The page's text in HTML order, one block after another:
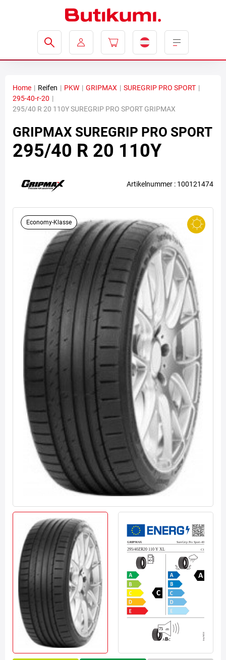
Economy-Klasse
Home | Reifen | PKW | GRIPMAX | SUREGRIP PRO SPORT |
295-40-r-20 |
295/40 R 20 110Y SUREGRIP PRO SPORT GRIPMAX
GRIPMAX SUREGRIP PRO SPORT
295/40 R 20 110Y
Artikelnummer : 100121474